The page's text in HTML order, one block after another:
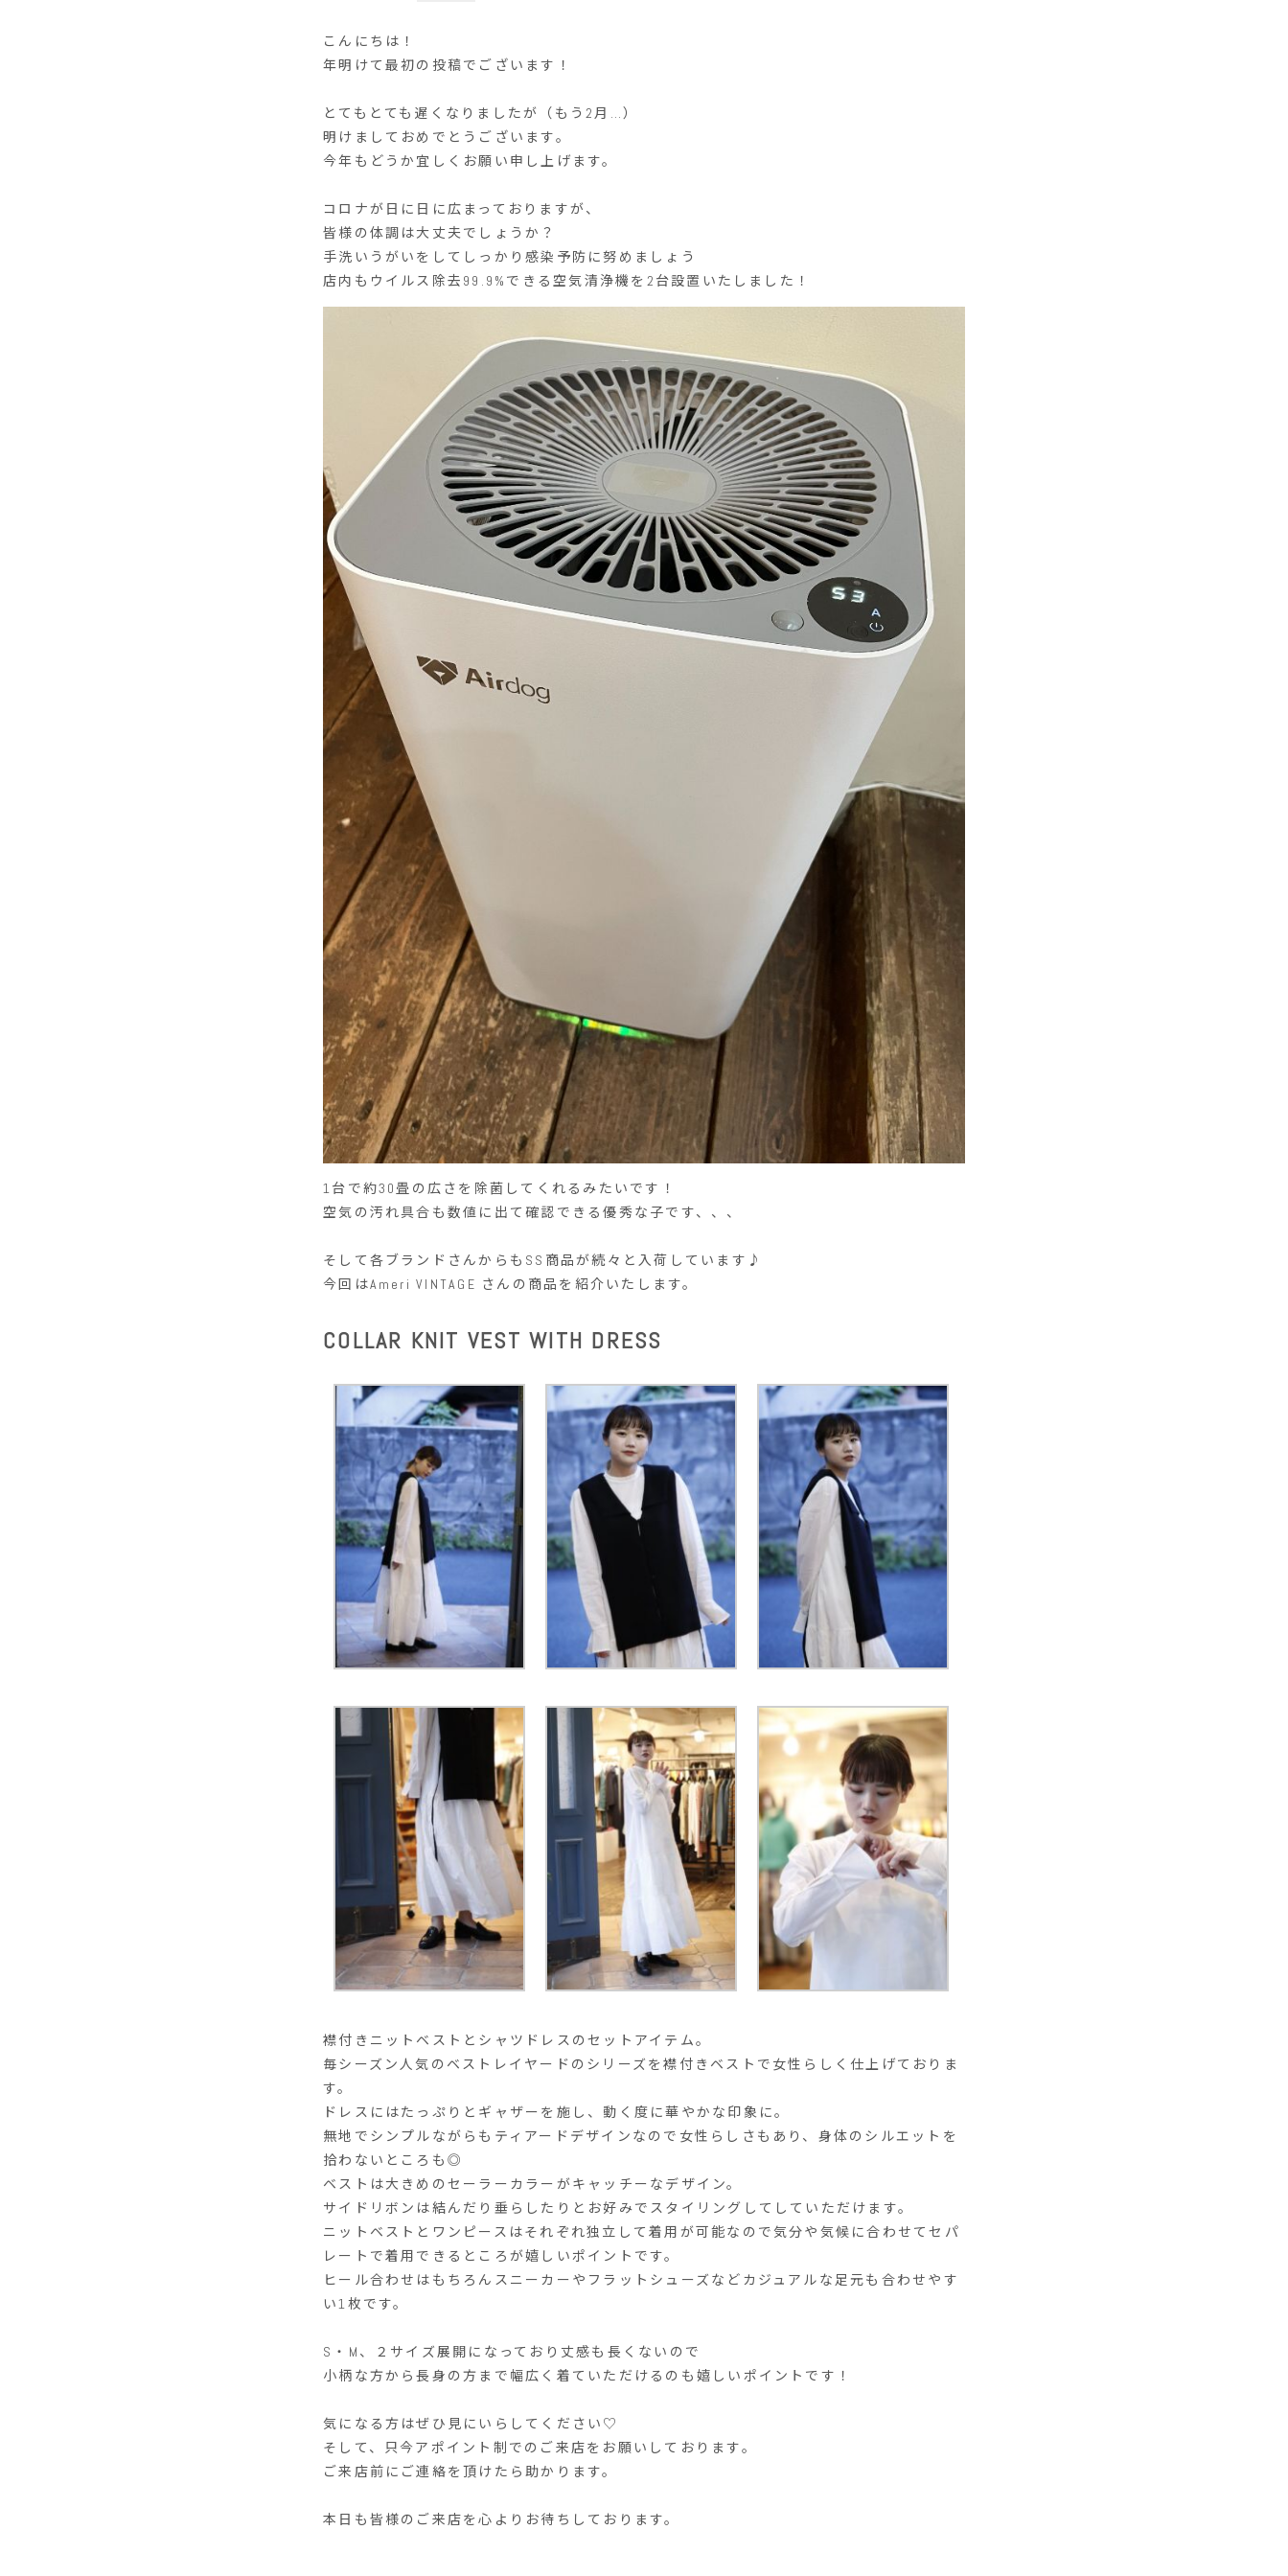
こんにちは！
年明けて最初の投稿でございます！
とてもとても遅くなりましたが（もう2月…）
明けましておめでとうございます。
今年もどうか宜しくお願い申し上げます。
コロナが日に日に広まっておりますが、
皆様の体調は大丈夫でしょうか？
手洗いうがいをしてしっかり感染予防に努めましょう
店内もウイルス除去99.9%できる空気清浄機を2台設置いたしました！
1台で約30畳の広さを除菌してくれるみたいです！
空気の汚れ具合も数値に出て確認できる優秀な子です、、、
そして各ブランドさんからもSS商品が続々と入荷しています♪
今回はAmeri VINTAGE さんの商品を紹介いたします。
COLLAR KNIT VEST WITH DRESS
襟付きニットベストとシャツドレスのセットアイテム。
毎シーズン人気のベストレイヤードのシリーズを襟付きベストで女性らしく仕上げておりま
す。
ドレスにはたっぷりとギャザーを施し、動く度に華やかな印象に。
無地でシンプルながらもティアードデザインなので女性らしさもあり、身体のシルエットを
拾わないところも◎
ベストは大きめのセーラーカラーがキャッチーなデザイン。
サイドリボンは結んだり垂らしたりとお好みでスタイリングしてしていただけます。
ニットベストとワンピースはそれぞれ独立して着用が可能なので気分や気候に合わせてセパ
レートで着用できるところが嬉しいポイントです。
ヒール合わせはもちろんスニーカーやフラットシューズなどカジュアルな足元も合わせやす
い1枚です。
S・M、２サイズ展開になっており丈感も長くないので
小柄な方から長身の方まで幅広く着ていただけるのも嬉しいポイントです！
気になる方はぜひ見にいらしてください♡
そして、只今アポイント制でのご来店をお願いしております。
ご来店前にご連絡を頂けたら助かります。
本日も皆様のご来店を心よりお待ちしております。